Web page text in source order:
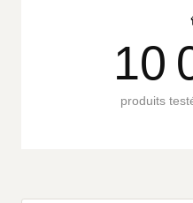
10
produits